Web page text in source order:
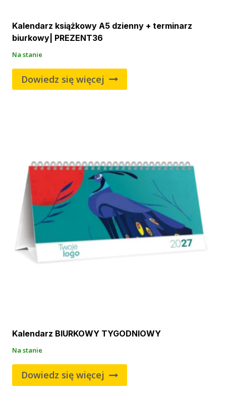
Kalendarz książkowy A5 dzienny + terminarz
biurkowy| PREZENT36
Na stanie
Dowiedz się więcej
Kalendarz BIURKOWY TYGODNIOWY
Na stanie
Dowiedz się więcej